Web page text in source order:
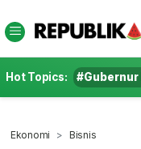
Hot Topics: #Gubernur
Ekonomi Bisnis